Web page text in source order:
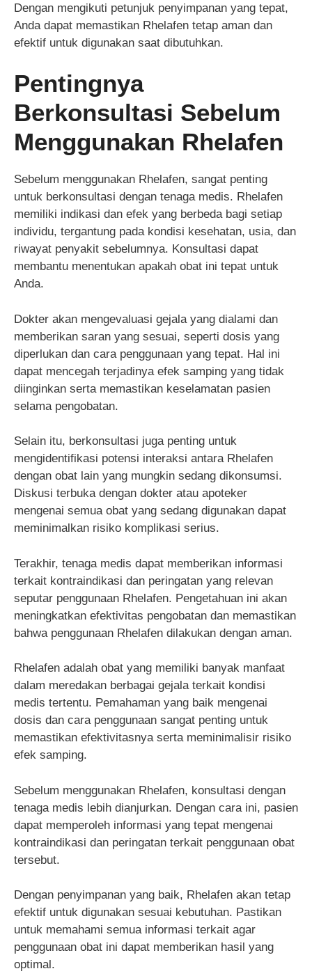
Dengan mengikuti petunjuk penyimpanan yang tepat,
Anda dapat memastikan Rhelafen tetap aman dan
efektif untuk digunakan saat dibutuhkan.
Pentingnya
Berkonsultasi Sebelum
Menggunakan Rhelafen
Sebelum menggunakan Rhelafen, sangat penting
untuk berkonsultasi dengan tenaga medis. Rhelafen
memiliki indikasi dan efek yang berbeda bagi setiap
individu, tergantung pada kondisi kesehatan, usia, dan
riwayat penyakit sebelumnya. Konsultasi dapat
membantu menentukan apakah obat ini tepat untuk
Anda.
Dokter akan mengevaluasi gejala yang dialami dan
memberikan saran yang sesuai, seperti dosis yang
diperlukan dan cara penggunaan yang tepat. Hal ini
dapat mencegah terjadinya efek samping yang tidak
diinginkan serta memastikan keselamatan pasien
selama pengobatan.
Selain itu, berkonsultasi juga penting untuk
mengidentifikasi potensi interaksi antara Rhelafen
dengan obat lain yang mungkin sedang dikonsumsi.
Diskusi terbuka dengan dokter atau apoteker
mengenai semua obat yang sedang digunakan dapat
meminimalkan risiko komplikasi serius.
Terakhir, tenaga medis dapat memberikan informasi
terkait kontraindikasi dan peringatan yang relevan
seputar penggunaan Rhelafen. Pengetahuan ini akan
meningkatkan efektivitas pengobatan dan memastikan
bahwa penggunaan Rhelafen dilakukan dengan aman.
Rhelafen adalah obat yang memiliki banyak manfaat
dalam meredakan berbagai gejala terkait kondisi
medis tertentu. Pemahaman yang baik mengenai
dosis dan cara penggunaan sangat penting untuk
memastikan efektivitasnya serta meminimalisir risiko
efek samping.
Sebelum menggunakan Rhelafen, konsultasi dengan
tenaga medis lebih dianjurkan. Dengan cara ini, pasien
dapat memperoleh informasi yang tepat mengenai
kontraindikasi dan peringatan terkait penggunaan obat
tersebut.
Dengan penyimpanan yang baik, Rhelafen akan tetap
efektif untuk digunakan sesuai kebutuhan. Pastikan
untuk memahami semua informasi terkait agar
penggunaan obat ini dapat memberikan hasil yang
optimal.